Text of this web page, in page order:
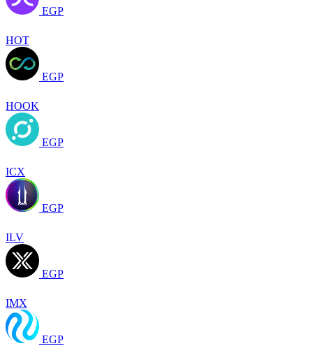
EGP
HOT
EGP
HOOK
EGP
ICX
EGP
ILV
EGP
IMX
EGP